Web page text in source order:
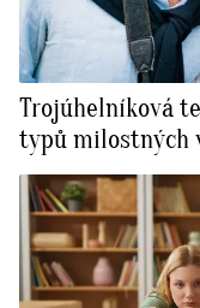
Trojúhelníková
typů milostných